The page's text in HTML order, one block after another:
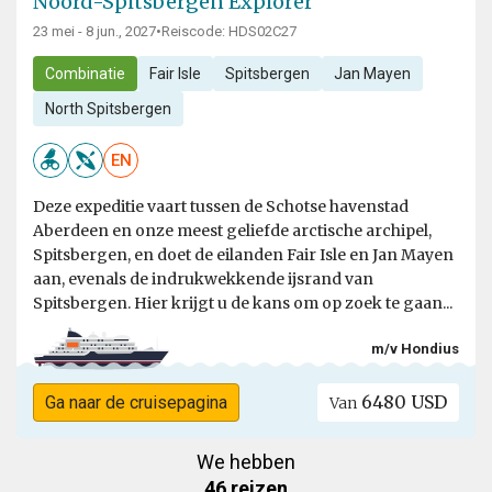
23 mei - 8 jun., 2027•Reiscode: HDS02C27
Combinatie Fair Isle Spitsbergen Jan Mayen
North Spitsbergen
EN
Deze expeditie vaart tussen de Schotse havenstad
Aberdeen en onze meest geliefde arctische archipel,
Spitsbergen, en doet de eilanden Fair Isle en Jan Mayen
aan, evenals de indrukwekkende ijsrand van
Spitsbergen. Hier krijgt u de kans om op zoek te gaan...
m/v Hondius
Ga naar de cruisepagina Van 6480 USD
We hebben